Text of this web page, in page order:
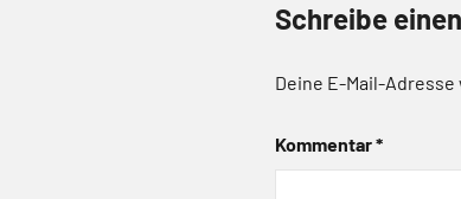
Schreibe
Deine E-Mail-
Kommentar*